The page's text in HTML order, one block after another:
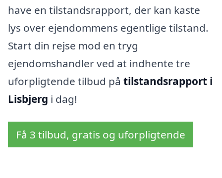
have en tilstandsrapport, der kan kaste
lys over ejendommens egentlige tilstand.
Start din rejse mod en tryg
ejendomshandler ved at indhente tre
uforpligtende tilbud på tilstandsrapport i
Lisbjerg i dag!
Få 3 tilbud, gratis og uforpligtende